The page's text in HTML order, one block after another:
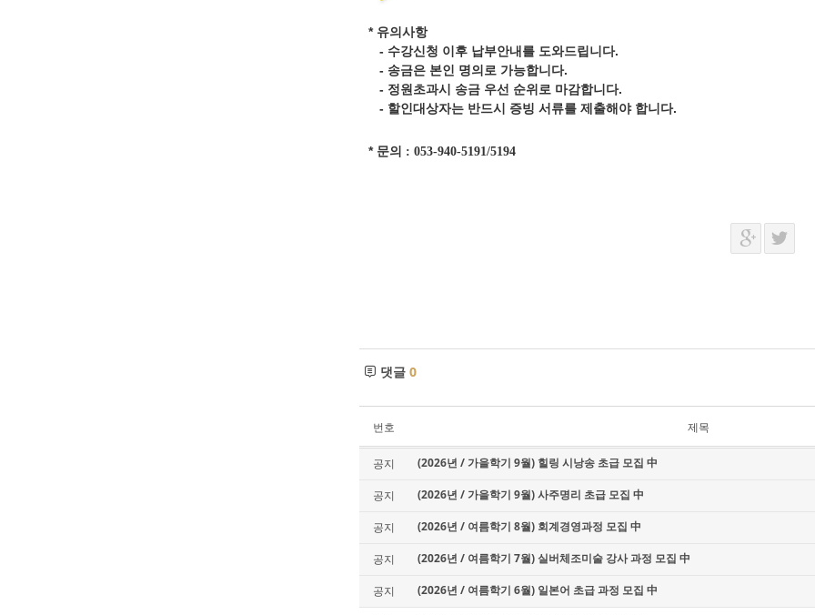
* 유의사항
- 수강신청 이후 납부안내를 도와드립니다.
- 송금은 본인 명의로 가능합니다.
- 정원초과시 송금 우선 순위로 마감합니다.
- 할인대상자는 반드시 증빙 서류를 제출해야 합니다.
* 문의 : 053-940-5191/5194
댓글 0
번호 제목
공지 (2026년 / 가을학기 9월) 힐링 시낭송 초급 모집 中
공지 (2026년 / 가을학기 9월) 사주명리 초급 모집 中
공지 (2026년 / 여름학기 8월) 회계경영과정 모집 中
공지 (2026년 / 여름학기 7월) 실버체조미술 강사 과정 모집 中
공지 (2026년 / 여름학기 6월) 일본어 초급 과정 모집 中